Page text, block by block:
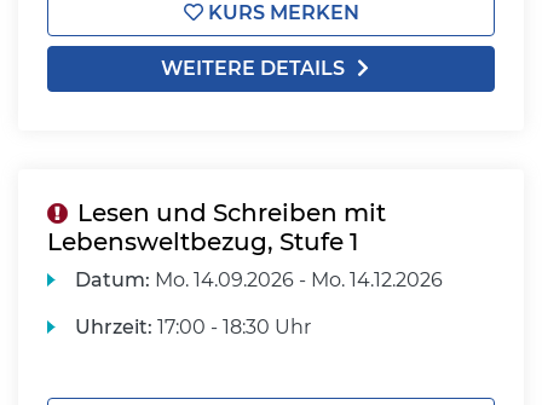
KURS MERKEN
WEITERE DETAILS
Lesen und Schreiben mit
Lebensweltbezug, Stufe 1
Datum: Mo. 14.09.2026 - Mo. 14.12.2026
Uhrzeit: 17:00 - 18:30 Uhr